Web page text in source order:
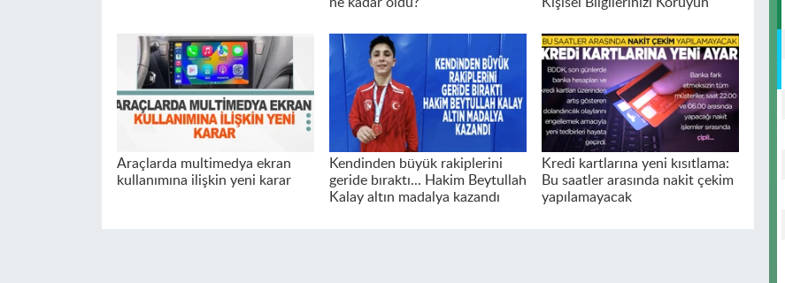
Araçlarda multimedya ekran
kullanımına ilişkin yeni karar
Kendinden büyük rakiplerini
geride bıraktı... Hakim Beytullah
Kalay altın madalya kazandı
Kredi kartlarına yeni kısıtlama:
Bu saatler arasında nakit çekim
yapılamayacak